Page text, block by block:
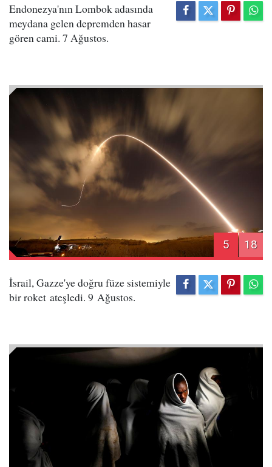
Endonezya'nın Lombok adasında
meydana gelen depremden hasar
gören cami. 7 Ağustos.
5 18
İsrail, Gazze'ye doğru füze sistemiyle
bir roket ateşledi. 9 Ağustos.